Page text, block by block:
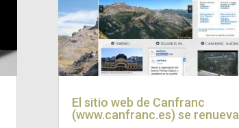
El sitio web de Canfranc
(www.canfranc.es) se renueva